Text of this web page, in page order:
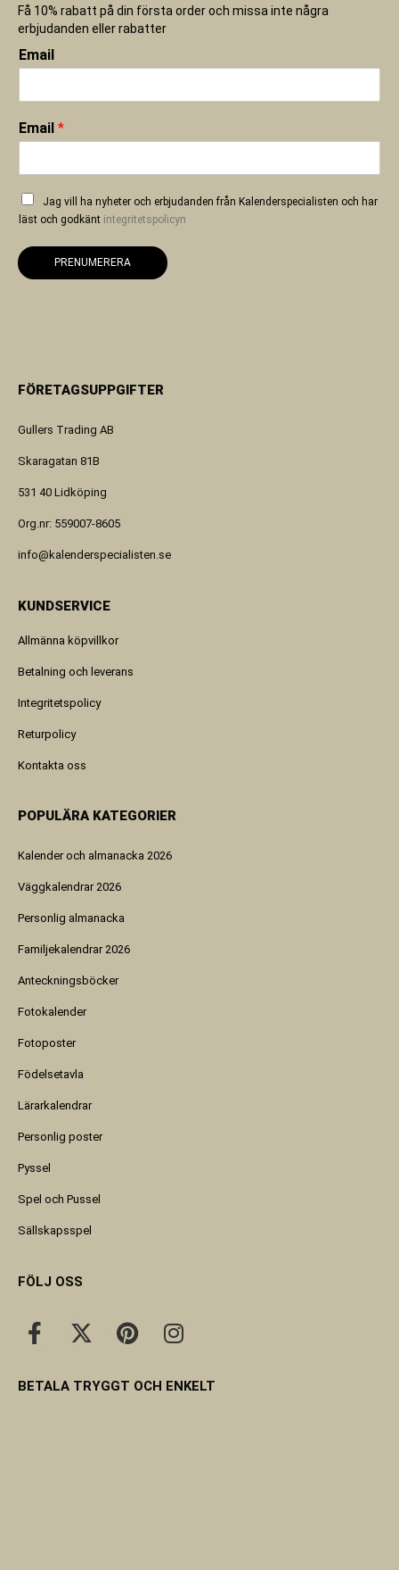
Få 10% rabatt på din första order och missa inte några
erbjudanden eller rabatter
Email
Email *
Jag vill ha nyheter och erbjudanden från Kalenderspecialisten och har
läst och godkänt integritetspolicyn
PRENUMERERA
FÖRETAGSUPPGIFTER
Gullers Trading AB
Skaragatan 81B
531 40 Lidköping
Org.nr: 559007-8605
info@kalenderspecialisten.se
KUNDSERVICE
Allmänna köpvillkor
Betalning och leverans
Integritetspolicy
Returpolicy
Kontakta oss
POPULÄRA KATEGORIER
Kalender och almanacka 2026
Väggkalendrar 2026
Personlig almanacka
Familjekalendrar 2026
Anteckningsböcker
Fotokalender
Fotoposter
Födelsetavla
Lärarkalendrar
Personlig poster
Pyssel
Spel och Pussel
Sällskapsspel
FÖLJ OSS
BETALA TRYGGT OCH ENKELT